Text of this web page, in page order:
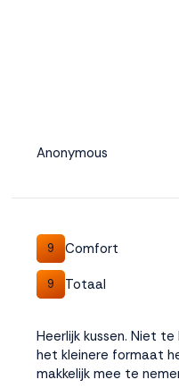
Anonymous
9 Comfort
9 Totaal
Heerlijk kussen. Niet
het kleinere formaat
makkelijk mee te